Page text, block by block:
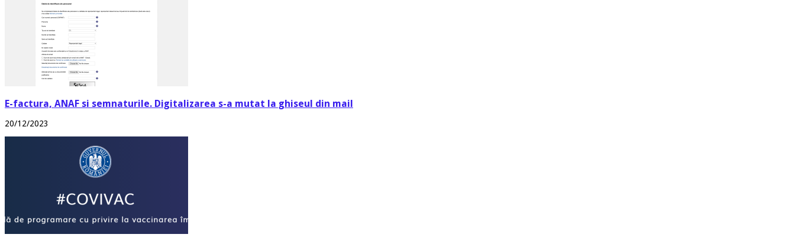
E-factura, ANAF si semnaturile. Digitalizarea s-a mutat la ghiseul din mail
20/12/2023